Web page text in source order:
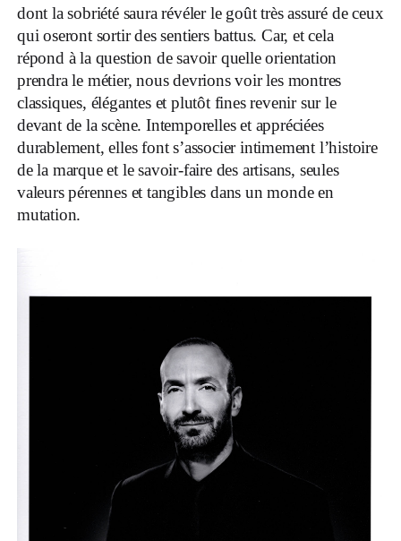
dont la sobriété saura révéler le goût très assuré de ceux
qui oseront sortir des sentiers battus. Car, et cela
répond à la question de savoir quelle orientation
prendra le métier, nous devrions voir les montres
classiques, élégantes et plutôt fines revenir sur le
devant de la scène. Intemporelles et appréciées
durablement, elles font s’associer intimement l’histoire
de la marque et le savoir-faire des artisans, seules
valeurs pérennes et tangibles dans un monde en
mutation.